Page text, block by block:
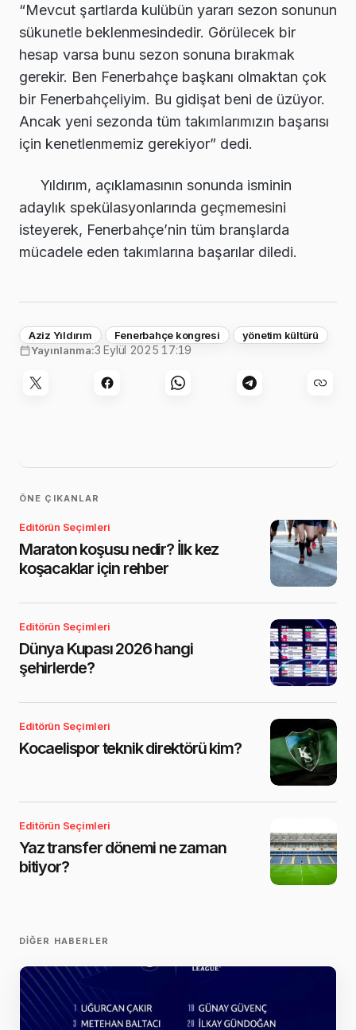
“Mevcut şartlarda kulübün yararı sezon sonunun
sükunetle beklenmesindedir. Görülecek bir
hesap varsa bunu sezon sonuna bırakmak
gerekir. Ben Fenerbahçe başkanı olmaktan çok
bir Fenerbahçeliyim. Bu gidişat beni de üzüyor.
Ancak yeni sezonda tüm takımlarımızın başarısı
için kenetlenmemiz gerekiyor” dedi.
Yıldırım, açıklamasının sonunda isminin
adaylık spekülasyonlarında geçmemesini
isteyerek, Fenerbahçe’nin tüm branşlarda
mücadele eden takımlarına başarılar diledi.
Aziz Yıldırım Fenerbahçe kongresi
yönetim kültürü
Yayınlanma:3 Eylül 2025 17:19
ÖNE ÇIKANLAR
Editörün Seçimleri
Maraton koşusu nedir? İlk kez
koşacaklar için rehber
Editörün Seçimleri
Dünya Kupası 2026 hangi
şehirlerde?
Editörün Seçimleri
Kocaelispor teknik direktörü kim?
Editörün Seçimleri
Yaz transfer dönemi ne zaman
bitiyor?
DIĞER HABERLER